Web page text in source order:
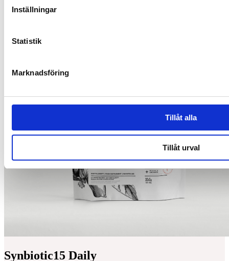
Inställningar
Statistik
Marknadsföring
Tillåt alla
Tillåt urval
Magnesium och D-vitamin – vad forskningen visar
om deras samspel
Synbiotic15 Daily